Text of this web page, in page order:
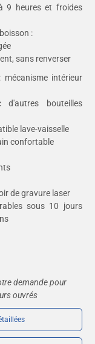
9 heures et froides
:
sans renverser
intérieur
d'autres bouteilles
lave-vaisselle
confortable
de gravure laser
sous 10 jours
demande pour
ouvrés